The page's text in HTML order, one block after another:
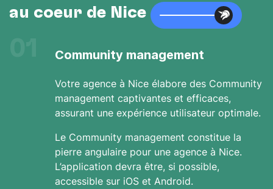
au cœur de Nice
Community management
Votre agence à Nice élabore des Community
management captivantes et efficaces,
assurant une expérience utilisateur optimale.
Le Community management constitue la
pierre angulaire pour une agence à Nice.
L’application devra être, si possible,
accessible sur iOS et Android.